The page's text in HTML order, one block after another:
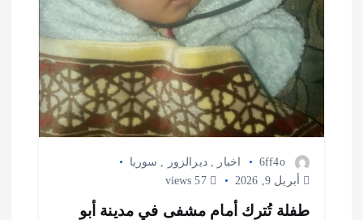
6ff4o اخبار ,ديرالزور
سوريا
أبريل 9, 2026
57 views
طفلة تُترك أمام مشفى في مدينة أبو